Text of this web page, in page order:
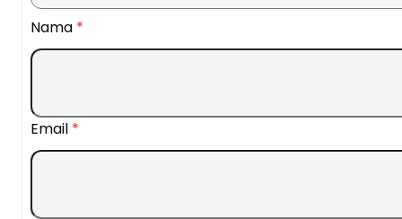
Nama *
Email *